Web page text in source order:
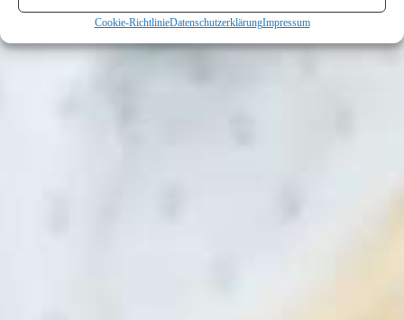
Cookie-RichtlinieDatenschutzerklärungImpressum